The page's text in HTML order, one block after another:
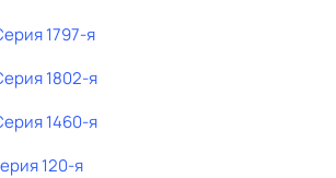
1797-я
1802-я
1460-я
120-я